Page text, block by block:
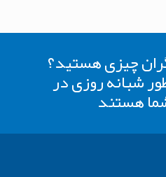
چیزی هستید؟
شبانه روزی در
هستند